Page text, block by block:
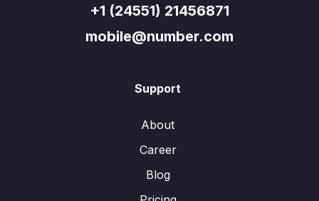
+1 (24551) 21456871
mobile@number.com
Support
About
Career
Blog